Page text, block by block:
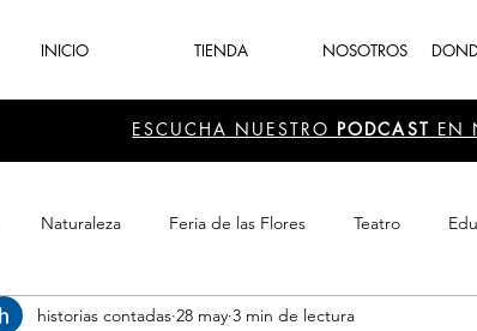
INICIO TIENDA NOSOTROS
ESCUCHA NUESTRO PODCAST EN
Naturaleza Feria de las Flores Teatro
Patrimonio Sector Cultura Recreación
historias contadas 28 may 3 min de lectura